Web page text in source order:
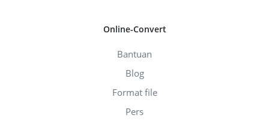
Online-Convert
Bantuan
Blog
Format file
Pers